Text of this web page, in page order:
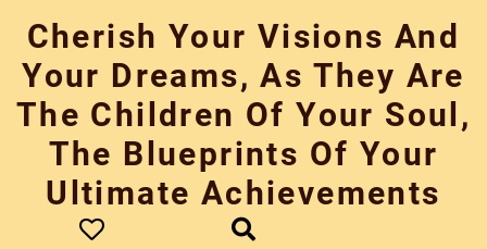
content
Cherish Your Visions And
Your Dreams, As They Are
The Children Of Your Soul,
The Blueprints Of Your
Ultimate Achievements